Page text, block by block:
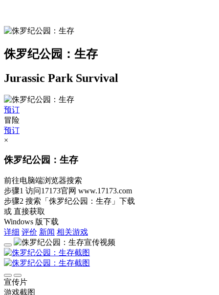
侏罗纪公园：生存
Jurassic Park Survival
预订
冒险
预订
×
侏罗纪公园：生存
前往电脑端浏览器搜索
步骤1 访问17173官网 www.17173.com
步骤2 搜索 「侏罗纪公园：生存」 下载
或 直接获取
Windows 版下载
详细 评价 新闻 相关游戏
宣传片
游戏截图